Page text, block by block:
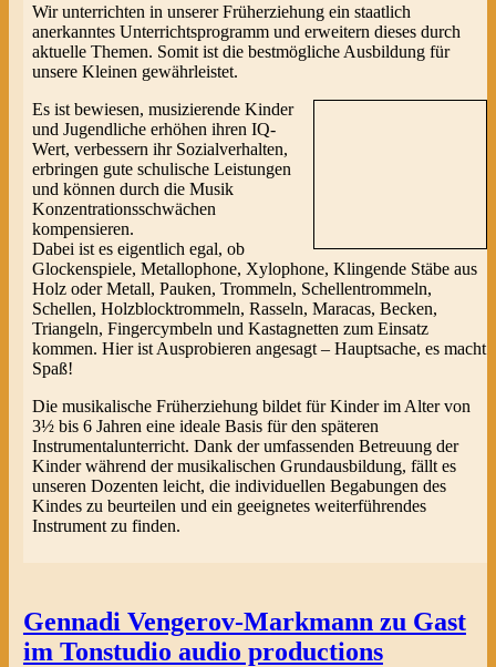
Wir unterrichten in unserer Früherziehung ein staatlich
anerkanntes Unterrichtsprogramm und erweitern dieses durch
aktuelle Themen. Somit ist die bestmögliche Ausbildung für
unsere Kleinen gewährleistet.
Es ist bewiesen, musizierende Kinder
und Jugendliche erhöhen ihren IQ-
Wert, verbessern ihr Sozialverhalten,
erbringen gute schulische Leistungen
und können durch die Musik
Konzentrationsschwächen
kompensieren.
Dabei ist es eigentlich egal, ob
Glockenspiele, Metallophone, Xylophone, Klingende Stäbe aus
Holz oder Metall, Pauken, Trommeln, Schellentrommeln,
Schellen, Holzblocktrommeln, Rasseln, Maracas, Becken,
Triangeln, Fingercymbeln und Kastagnetten zum Einsatz
kommen. Hier ist Ausprobieren angesagt – Hauptsache, es macht
Spaß!
Die musikalische Früherziehung bildet für Kinder im Alter von
3½ bis 6 Jahren eine ideale Basis für den späteren
Instrumentalunterricht. Dank der umfassenden Betreuung der
Kinder während der musikalischen Grundausbildung, fällt es
unseren Dozenten leicht, die individuellen Begabungen des
Kindes zu beurteilen und ein geeignetes weiterführendes
Instrument zu finden.
Gennadi Vengerov-Markmann zu Gast
im Tonstudio audio productions